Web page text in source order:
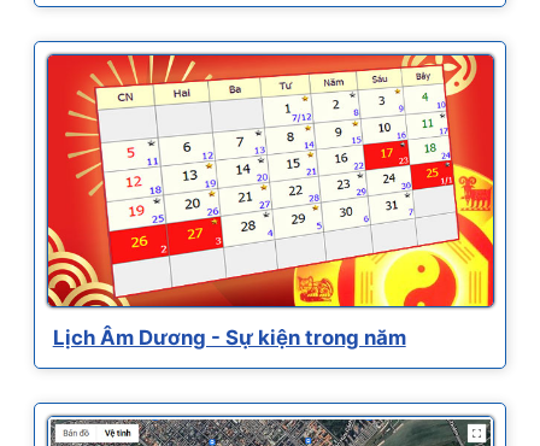
Lịch Âm Dương - Sự kiện trong năm